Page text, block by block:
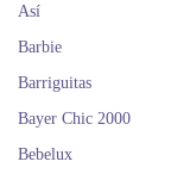
Así
Barbie
Barriguitas
Bayer Chic 2000
Bebelux